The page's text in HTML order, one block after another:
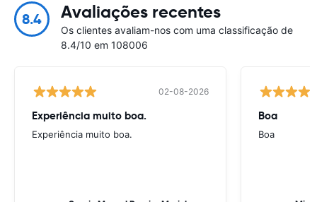
8.4 Avaliações recentes
Os clientes avaliam-nos com uma classificação de
8.4/10 em 108006
02-08-2026
Experiência muito boa.
Experiência muito boa.
Boa
Boa